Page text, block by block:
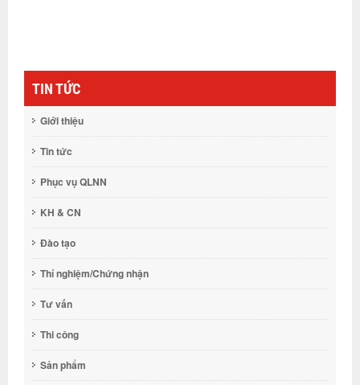
TIN TỨC
Giới thiệu
Tin tức
Phục vụ QLNN
KH & CN
Đào tạo
Thí nghiệm/Chứng nhận
Tư vấn
Thi công
Sản phẩm